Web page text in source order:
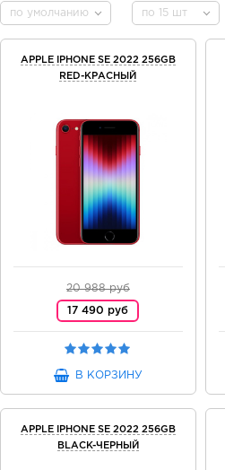
по умолчанию по 15 шт
APPLE IPHONE SE 2022 256GB
RED-КРАСНЫЙ
20 988 руб
17 490 руб
В КОРЗИНУ
APPLE IPHONE SE 2022 256GB
BLACK-ЧЕРНЫЙ